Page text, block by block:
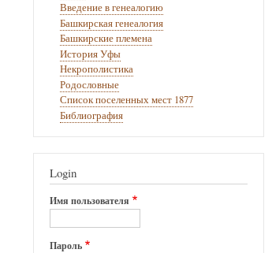
Введение в генеалогию
Башкирская генеалогия
Башкирские племена
История Уфы
Некрополистика
Родословные
Список поселенных мест 1877
Библиография
Login
Имя пользователя
Пароль